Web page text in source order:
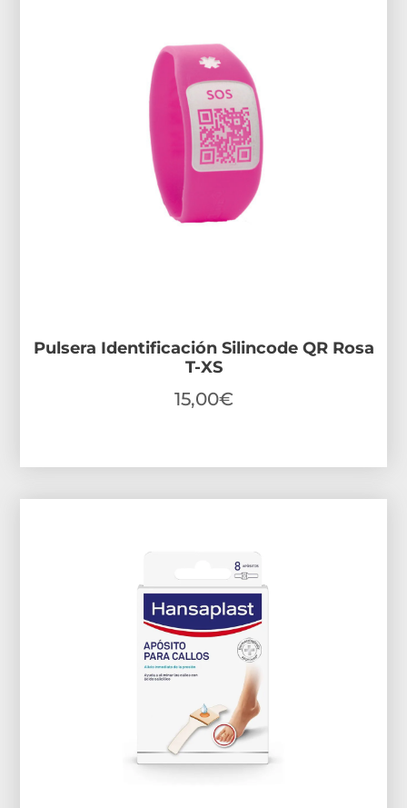
Pulsera Identificación Silincode QR Rosa
T-XS
15,00€